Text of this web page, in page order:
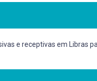
e receptivas em Libras